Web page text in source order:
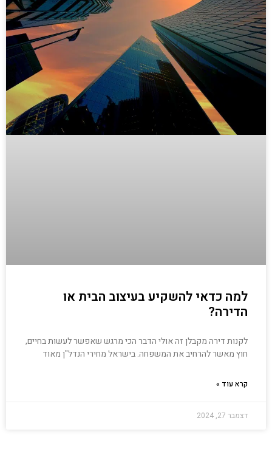
למה כדאי להשקיע בעיצוב הבית או
הדירה?
לקנות דירה מקבלן זה אולי הדבר הכי מרגש שאפשר לעשות בחיים,
חוץ מאשר להרחיב את המשפחה. בישראל מחירי הנדל"ן מאוד
קרא עוד »
דצמבר 27, 2024